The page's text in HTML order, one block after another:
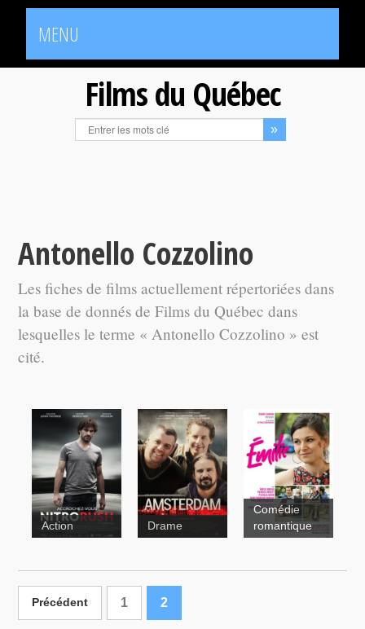
MENU
Films du Québec
Antonello Cozzolino
Les fiches de films actuellement répertoriées dans
la base de donnés de Films du Québec dans
lesquelles le terme « Antonello Cozzolino » est
cité.
Nitro
Action Drame Émilie
Comédie
romantique
Précédent 1 2